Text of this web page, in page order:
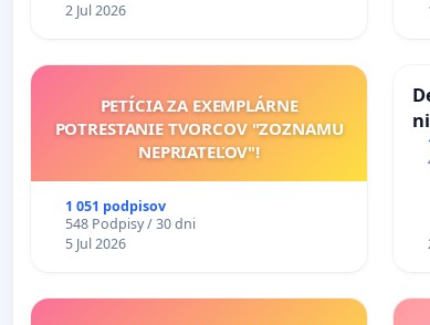
2 Jul 2026
PETÍCIA ZA EXEMPLÁRNE
POTRESTANIE TVORCOV "ZOZNAMU
NEPRIATEĽOV"!
1 051 podpisov
548 Podpisy / 30 dni
5 Jul 2026